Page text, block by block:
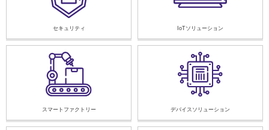
セキュリティ IoTソリューション
スマートファクトリー デバイスソリューション